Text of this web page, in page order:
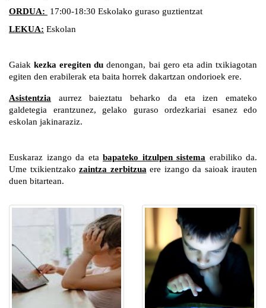
ORDUA:
17:00-18:30 Eskolako guraso guztientzat
LEKUA: Eskolan
Gaiak kezka eregiten du denongan, bai gero eta adin txikiagotan
egiten den erabilerak eta baita horrek dakartzan ondorioek ere.
Asistentzia aurrez baieztatu beharko da eta izen emateko
galdetegia erantzunez, gelako guraso ordezkariai esanez edo
eskolan jakinaraziz.
Euskaraz izango da eta bapateko itzulpen sistema erabiliko da.
Ume txikientzako zaintza zerbitzua ere izango da saioak irauten
duen bitartean.